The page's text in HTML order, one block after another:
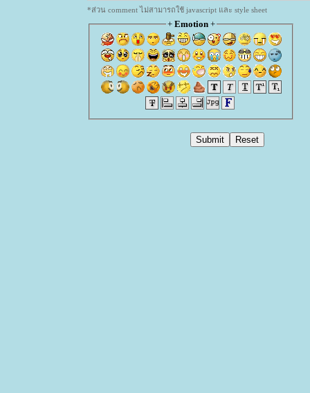
*ส่วน comment ไม่สามารถใช้ javascript และ style sheet
+ Emotion+